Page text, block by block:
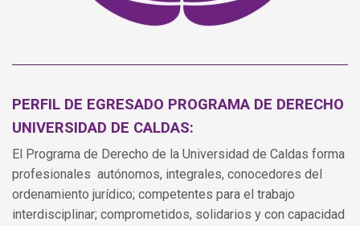
PERFIL DE EGRESADO PROGRAMA DE DERECHO
UNIVERSIDAD DE CALDAS:
El Programa de Derecho de la Universidad de Caldas forma
profesionales autónomos, integrales, conocedores del
ordenamiento jurídico; competentes para el trabajo
interdisciplinar; comprometidos, solidarios y con capacidad